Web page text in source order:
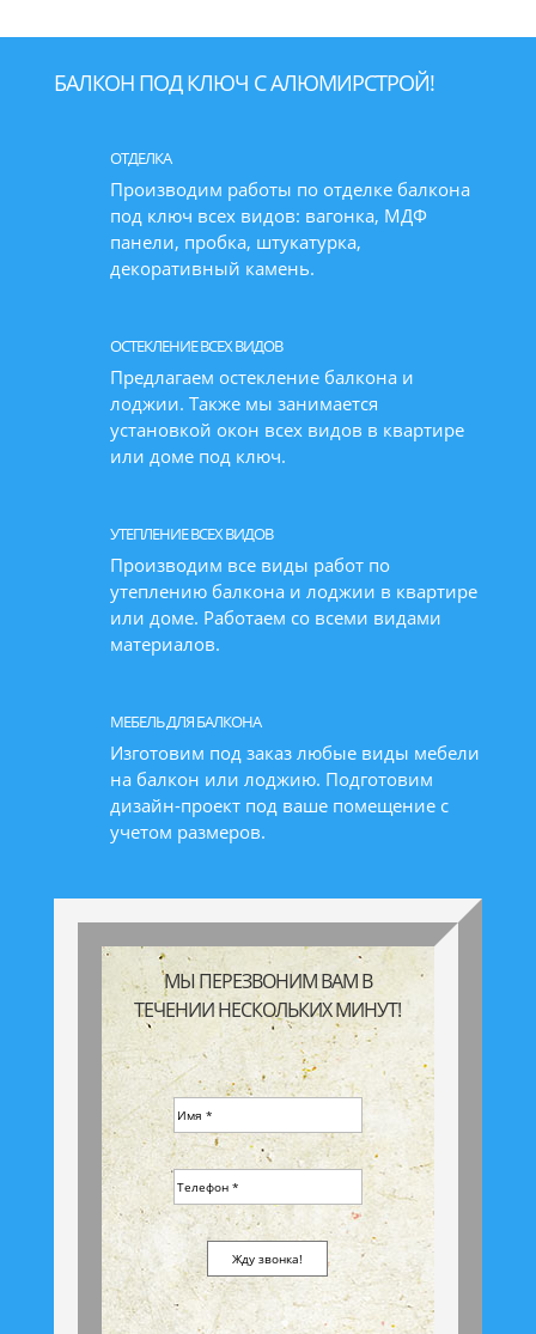
БАЛКОН ПОД КЛЮЧ С АЛЮМИРСТРОЙ!
ОТДЕЛКА
Производим работы по отделке балкона
под ключ всех видов: вагонка, МДФ
панели, пробка, штукатурка,
декоративный камень.
ОСТЕКЛЕНИЕ ВСЕХ ВИДОВ
Предлагаем остекление балкона и
лоджии. Также мы занимается
установкой окон всех видов в квартире
или доме под ключ.
УТЕПЛЕНИЕ ВСЕХ ВИДОВ
Производим все виды работ по
утеплению балкона и лоджии в квартире
или доме. Работаем со всеми видами
материалов.
МЕБЕЛЬ ДЛЯ БАЛКОНА
Изготовим под заказ любые виды мебели
на балкон или лоджию. Подготовим
дизайн-проект под ваше помещение с
учетом размеров.
МЫ ПЕРЕЗВОНИМ ВАМ В
ТЕЧЕНИИ НЕСКОЛЬКИХ МИНУТ!